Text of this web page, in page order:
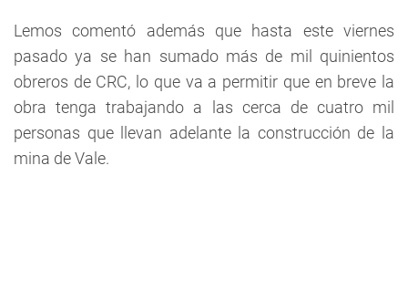
Lemos comentó además que hasta este viernes
pasado ya se han sumado más de mil quinientos
obreros de CRC, lo que va a permitir que en breve la
obra tenga trabajando a las cerca de cuatro mil
personas que llevan adelante la construcción de la
mina de Vale.